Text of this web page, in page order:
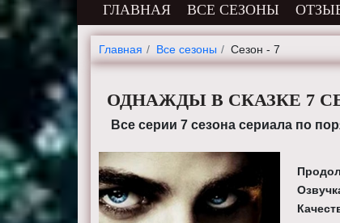
ГЛАВНАЯ ВСЕ СЕЗОНЫ
Главная Все сезоны Сезон - 7
ОДНАЖДЫ В СКАЗКЕ 7
Все серии 7 сезона сериала по